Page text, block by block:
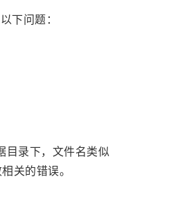
下问题：
目录下，文件名类似
关的错误。